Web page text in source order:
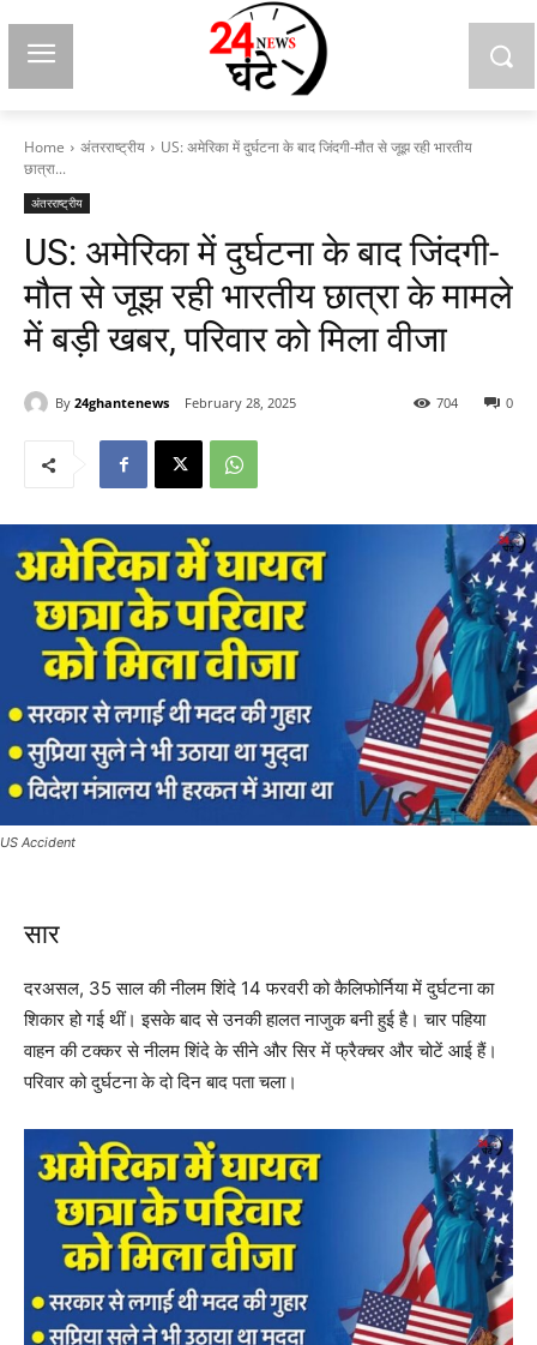
Home अंतरराष्ट्रीय
US: अमेरिका में दुर्घटना के बाद जिंदगी-मौत से जूझ रही भारतीय
छात्रा...
अंतरराष्ट्रीय
US: अमेरिका में दुर्घटना के बाद जिंदगी-
मौत से जूझ रही भारतीय छात्रा के मामले
में बड़ी खबर, परिवार को मिला वीजा
By 24ghantenews February 28, 2025 0
704
US Accident
सार
दरअसल, 35 साल की नीलम शिंदे 14 फरवरी को कैलिफोर्निया में दुर्घटना का
शिकार हो गई थीं। इसके बाद से उनकी हालत नाजुक बनी हुई है। चार पहिया
वाहन की टक्कर से नीलम शिंदे के सीने और सिर में फ्रैक्चर और चोटें आई हैं।
परिवार को दुर्घटना के दो दिन बाद पता चला।